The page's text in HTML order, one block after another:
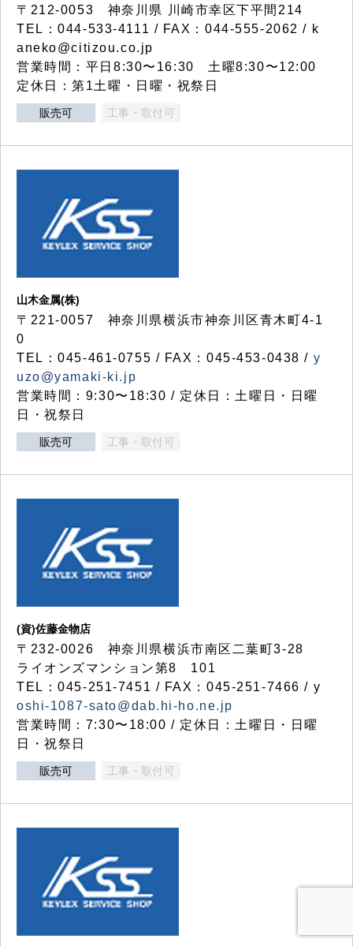
〒212-0053 神奈川県 川崎市幸区下平間214
TEL：044-533-4111 / FAX：044-555-2062 / k
aneko@citizou.co.jp
営業時間：平日8:30〜16:30 土曜8:30〜12:00
定休日：第1土曜・日曜・祝祭日
販売可 工事・取付可
山木金属(株)
〒221-0057 神奈川県横浜市神奈川区青木町4-1
0
TEL：045-461-0755 / FAX：045-453-0438 / y
uzo@yamaki-ki.jp
営業時間：9:30〜18:30 / 定休日：土曜日・日曜
日・祝祭日
販売可 工事・取付可
(資)佐藤金物店
〒232-0026 神奈川県横浜市南区二葉町3-28
ライオンズマンション第8 101
TEL：045-251-7451 / FAX：045-251-7466 / y
oshi-1087-sato@dab.hi-ho.ne.jp
営業時間：7:30〜18:00 / 定休日：土曜日・日曜
日・祝祭日
販売可 工事・取付可